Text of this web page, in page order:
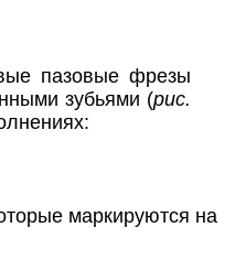
пазовые фрезы
зубьями (рис.
маркируются на